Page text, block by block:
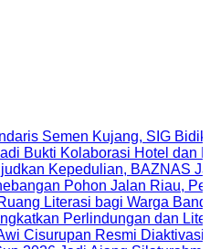
Semen Kujang, SIG
Bukti Kolaborasi Hotel dan
Kepedulian, BAZNAS
Pohon Jalan Riau,
Literasi bagi Warga
Perlindungan dan
Cisurupan Resmi